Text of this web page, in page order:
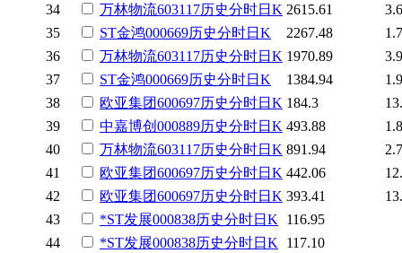
34
万林物流603117历史分时日K 2615.61
35
ST金鸿000669历史分时日K 2267.48
36
万林物流603117历史分时日K 1970.89
37
ST金鸿000669历史分时日K 1384.94
38
欧亚集团600697历史分时日K 184.3
39
中嘉博创 000889历史分时日K 493.88
40
万林物流603117历史分时日K 891.94
41
欧亚集团600697历史分时日K 442.06
42
欧亚集团600697历史分时日K 393.41
43
*ST发展000838历史分时日K
116.95
44
*ST发展000838历史分时日K
117.10